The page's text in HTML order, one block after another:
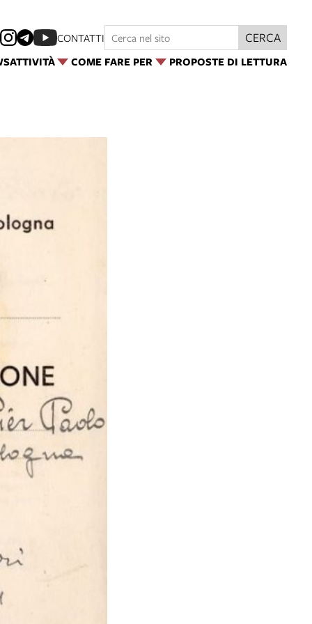
ATTIVITÀ COME FARE PER PROPOSTE DI LETTURA
CONTATTI CERCA